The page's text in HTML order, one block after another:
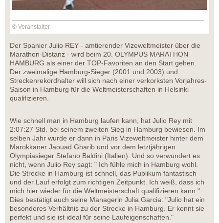
© Veranstalter
Der Spanier Julio REY - amtierender Vizeweltmeister über die
Marathon-Distanz - wird beim 20. OLYMPUS MARATHON
HAMBURG als einer der TOP-Favoriten an den Start gehen.
Der zweimalige Hamburg-Sieger (2001 und 2003) und
Streckenrekordhalter will sich nach einer verkorksten Vorjahres-
Saison in Hamburg für die Weltmeisterschaften in Helsinki
qualifizieren.
Wie schnell man in Hamburg laufen kann, hat Julio Rey mit
2:07:27 Std. bei seinem zweiten Sieg in Hamburg bewiesen. Im
selben Jahr wurde er dann in Paris Vizeweltmeister hinter dem
Marokkaner Jaouad Gharib und vor dem letztjährigen
Olympiasieger Stefano Baldini (Italien). Und so verwundert es
nicht, wenn Julio Rey sagt: " Ich fühle mich in Hamburg wohl.
Die Strecke in Hamburg ist schnell, das Publikum fantastisch
und der Lauf erfolgt zum richtigen Zeitpunkt. Ich weiß, dass ich
mich hier wieder für die Weltmeisterschaft qualifizieren kann."
Dies bestätigt auch seine Managerin Julia Garcia: "Julio hat ein
besonderes Verhältnis zu der Strecke in Hamburg. Er kennt sie
perfekt und sie ist ideal für seine Laufeigenschaften."